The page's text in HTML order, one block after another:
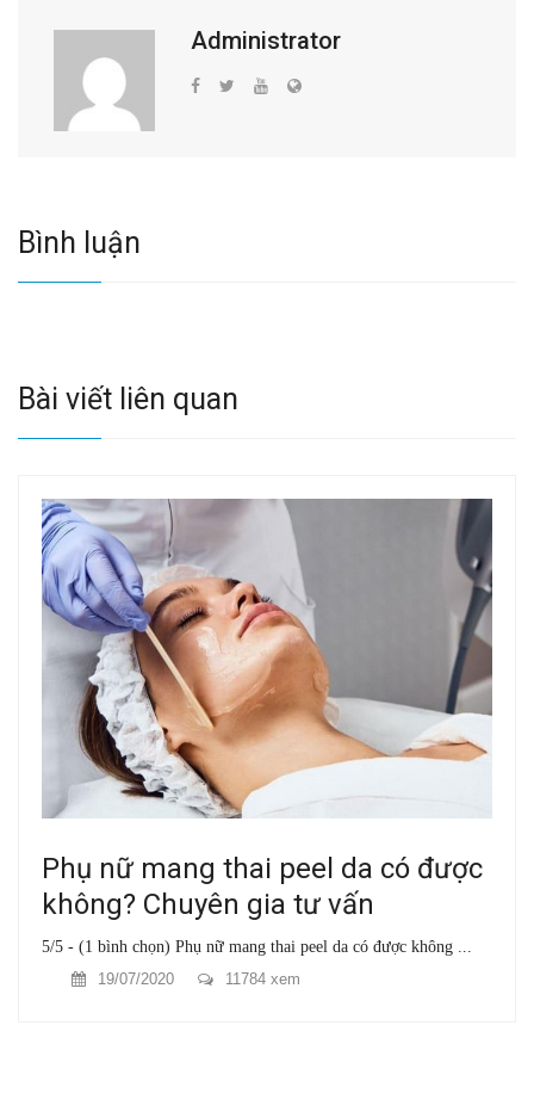
Administrator
Bình luận
Bài viết liên quan
Phụ nữ mang thai peel da có được
không? Chuyên gia tư vấn
5/5 - (1 bình chọn) Phụ nữ mang thai peel da có được không ...
19/07/2020
11784 xem